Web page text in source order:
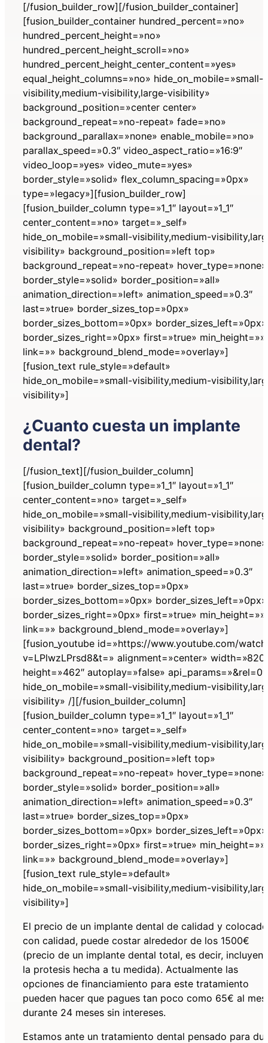
[/fusion_builder_row][/fusion_builder_container]
[fusion_builder_container hundred_percent=»no»
hundred_percent_height=»no»
hundred_percent_height_scroll=»no»
hundred_percent_height_center_content=»yes»
equal_height_columns=»no» hide_on_mobile=»small-
visibility,medium-visibility,large-visibility»
background_position=»center center»
background_repeat=»no-repeat» fade=»no»
background_parallax=»none» enable_mobile=»no»
parallax_speed=»0.3″ video_aspect_ratio=»16:9″
video_loop=»yes» video_mute=»yes»
border_style=»solid» flex_column_spacing=»0px»
type=»legacy»][fusion_builder_row]
[fusion_builder_column type=»1_1″ layout=»1_1″
center_content=»no» target=»_self»
hide_on_mobile=»small-visibility,medium-
visibility» background_position=»left top»
background_repeat=»no-repeat» hover_type=»none»
border_style=»solid» border_position=»all»
animation_direction=»left» animation_speed=»0.3″
last=»true» border_sizes_top=»0px»
border_sizes_bottom=»0px» border_sizes_left=»0px»
border_sizes_right=»0px» first=»true» min_height=»»
link=»» background_blend_mode=»overlay»]
[fusion_text rule_style=»default»
hide_on_mobile=»small-visibility,medium-
visibility»]
¿Cuanto cuesta un implante
dental?
[/fusion_text][/fusion_builder_column]
[fusion_builder_column type=»1_1″ layout=»1_1″
center_content=»no» target=»_self»
hide_on_mobile=»small-visibility,medium-
visibility» background_position=»left top»
background_repeat=»no-repeat» hover_type=»none»
border_style=»solid» border_position=»all»
animation_direction=»left» animation_speed=»0.3″
last=»true» border_sizes_top=»0px»
border_sizes_bottom=»0px» border_sizes_left=»0px»
border_sizes_right=»0px» first=»true» min_height=»»
link=»» background_blend_mode=»overlay»]
[fusion_youtube id=»https://www.youtube.com/
v=LPlwzLPrsd8&t=» alignment=»center» width=»820″
height=»462″ autoplay=»false» api_params=»&rel=0″
hide_on_mobile=»small-visibility,medium-
visibility» /][/fusion_builder_column]
[fusion_builder_column type=»1_1″ layout=»1_1″
center_content=»no» target=»_self»
hide_on_mobile=»small-visibility,medium-
visibility» background_position=»left top»
background_repeat=»no-repeat» hover_type=»none»
border_style=»solid» border_position=»all»
animation_direction=»left» animation_speed=»0.3″
last=»true» border_sizes_top=»0px»
border_sizes_bottom=»0px» border_sizes_left=»0px»
border_sizes_right=»0px» first=»true» min_height=»»
link=»» background_blend_mode=»overlay»]
[fusion_text rule_style=»default»
hide_on_mobile=»small-visibility,medium-
visibility»]
El precio de un implante dental de calidad y colocado
con calidad, puede costar alrededor de los 1500€
(precio de un implante dental total, es decir,
la protesis hecha a tu medida). Actualmente las
opciones de financiamiento para este tratamiento
pueden hacer que pagues tan poco como 65€ al mes
durante 24 meses sin intereses.
Estamos ante un tratamiento dental pensado para